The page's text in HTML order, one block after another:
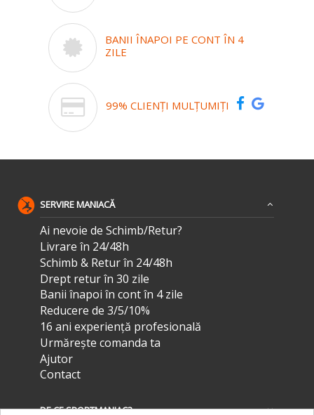
BANII ÎNAPOI PE CONT ÎN 4
ZILE
99% CLIENȚI MULȚUMIȚI
SERVIRE MANIACĂ
Ai nevoie de Schimb/Retur?
Livrare în 24/48h
Schimb & Retur în 24/48h
Drept retur în 30 zile
Banii înapoi în cont în 4 zile
Reducere de 3/5/10%
16 ani experiență profesională
Urmărește comanda ta
Ajutor
Contact
DE CE SPORTMANIAC?